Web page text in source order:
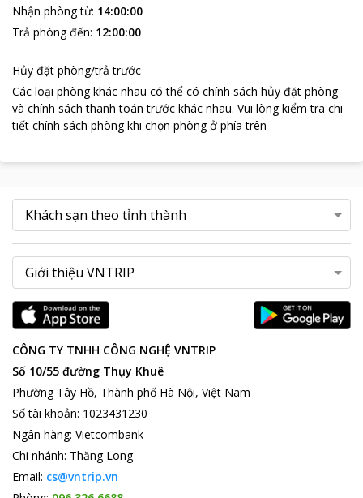
Nhận phòng từ: 14:00:00
Trả phòng đến: 12:00:00
Hủy đặt phòng/trả trước
Các loại phòng khác nhau có thể có chính sách hủy đặt phòng
và chính sách thanh toán trước khác nhau. Vui lòng kiểm tra chi
tiết chính sách phòng khi chọn phòng ở phía trên
CÔNG TY TNHH CÔNG NGHỆ VNTRIP
Số 10/55 đường Thụy Khuê
Phường Tây Hồ, Thành phố Hà Nội, Việt Nam
Số tài khoản: 1023431230
Ngân hàng: Vietcombank
Chi nhánh: Thăng Long
Email: cs@vntrip.vn